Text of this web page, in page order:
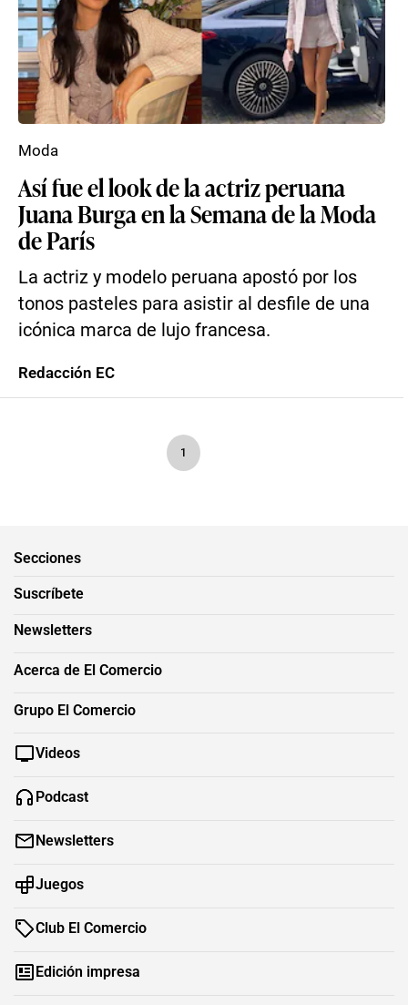
Así fue el look de la actriz peruana
Juana Burga en la Semana de la Moda
de París
La actriz y modelo peruana apostó por los
tonos pasteles para asistir al desfile de una
icónica marca de lujo francesa.
Moda
Redacción EC
1
Secciones
Suscríbete
Newsletters
Acerca de El Comercio
Grupo El Comercio
Videos
Podcast
Newsletters
Juegos
Club El Comercio
Edición impresa